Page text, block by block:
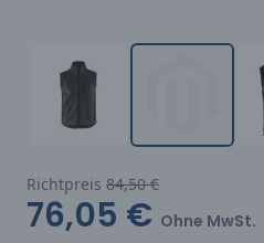
Richtpreis 84,50 €
76,05 € Ohne MwSt.